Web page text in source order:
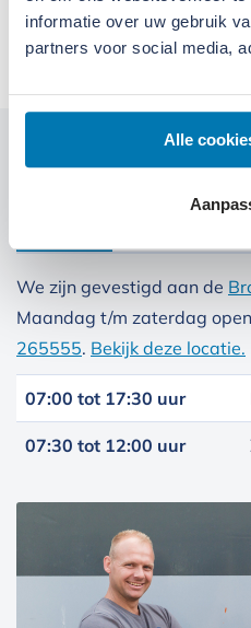
informatie over uw gebruik
partners voor social media,
Alle
We denken in
Kom langs bij onze
Locatie
We zijn gevestigd aan de
Maandag t/m zaterdag
265555. Bekijk deze locatie.
07:00 tot 17:30 uur
07:30 tot 12:00 uur